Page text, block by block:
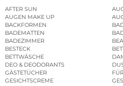
AFTER SUN
AUGEN MAKE UP
BACKFORMEN
BADEMATTEN
BADEZIMMER
BESTECK
BETTWÄSCHE
DEO & DEODORANTS
GÄSTETÜCHER
GESICHTSCREME